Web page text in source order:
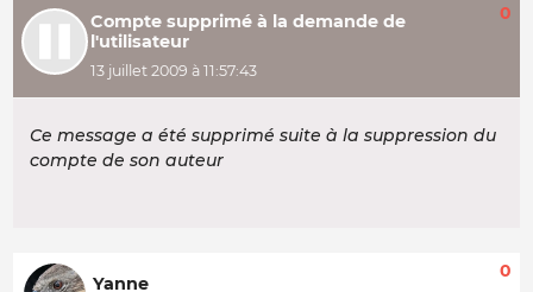
Compte supprimé à la demande de
l'utilisateur
13 juillet 2009 à 11:57:43
0
Ce message a été supprimé suite à la suppression du
compte de son auteur
Yanne
0